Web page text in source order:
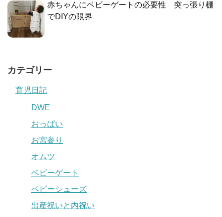
赤ちゃんにベビーゲートの必要性 突っ張り棚
でDIYの限界
カテゴリー
育児日記
DWE
おっぱい
お宮参り
オムツ
ベビーゲート
ベビーシューズ
出産祝いと内祝い